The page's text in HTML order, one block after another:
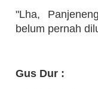
"Lha,
belum pernah
Gus Dur :